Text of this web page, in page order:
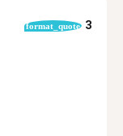
format_quote 3